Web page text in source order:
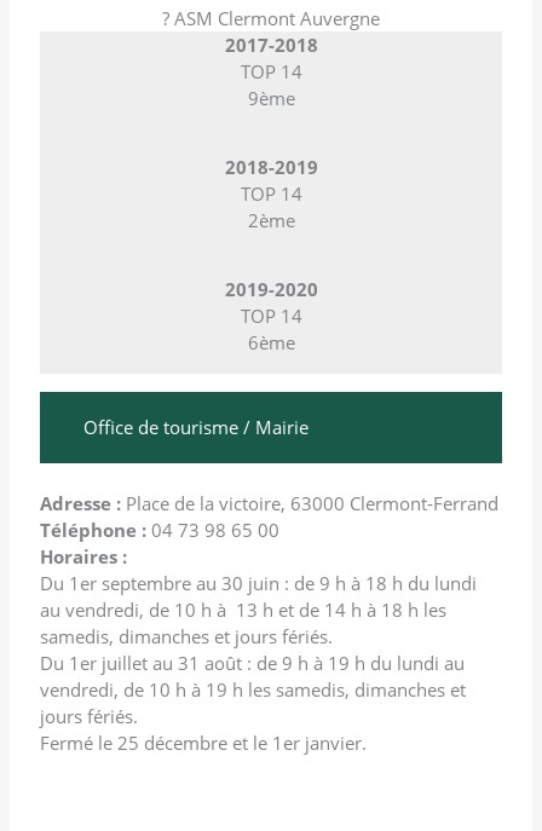
? ASM Clermont Auvergne
2017-2018
TOP 14
9ème
2018-2019
TOP 14
2ème
2019-2020
TOP 14
6ème
Office de tourisme / Mairie
Adresse : Place de la victoire, 63000 Clermont-Ferrand
Téléphone : 04 73 98 65 00
Horaires :
Du 1er septembre au 30 juin : de 9 h à 18 h du lundi
au vendredi, de 10 h à 13 h et de 14 h à 18 h les
samedis, dimanches et jours fériés.
Du 1er juillet au 31 août : de 9 h à 19 h du lundi au
vendredi, de 10 h à 19 h les samedis, dimanches et
jours fériés.
Fermé le 25 décembre et le 1er janvier.